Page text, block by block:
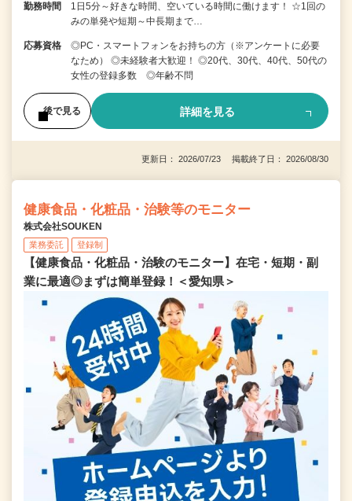
勤務時間
1日5分～好きな時間、空いている時間に働けます！ ☆1回の
みの単発や短期～中長期まで…
応募資格
◎PC・スマートフォンをお持ちの方（※アンケートに必要
なため） ◎未経験者大歓迎！ ◎20代、30代、40代、50代の
女性の登録多数 ◎年齢不問
後で見る 詳細を見る
更新日： 2026/07/23 掲載終了日： 2026/08/30
健康食品・化粧品・治験等のモニター
株式会社SOUKEN
業務委託 登録制
【健康食品・化粧品・治験のモニター】在宅・短期・副
業に最適◎まずは簡単登録！＜愛知県＞